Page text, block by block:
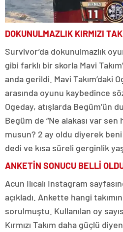
DOKUNULMAZLIK KIRMIZI
Survivor’da dokunulmazlık
gibi farklı bir skorla Mavi
anda gerildi. Mavi Takım’daki
arasında oyunu kaybedince
Ogeday, atışlarda Begüm’ün
Begüm de “Ne alakası var sen
musun? 2 ay oldu diyerek
dedi ve kısa süreli gerginlik
ANKETİN SONUCU BELLİ
Acun Ilıcalı Instagram
açıkladı. Ankette hangi
sorulmuştu. Kullanılan oy
Kırmızı Takım daha güçlü